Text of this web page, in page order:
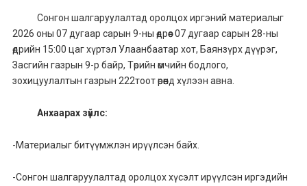
Сонгон шалгаруулалтад оролцох иргэний материалыг
2026 оны 07 дугаар сарын 9-ны өдрөөс 07 дугаар сарын 28-ны
өдрийн 15:00 цаг хүртэл Улаанбаатар хот, Баянзүрх дүүрэг,
Засгийн газрын 9-р байр, Төрийн өмчийн бодлого,
зохицуулалтын газрын 222тоот өрөөнд хүлээн авна.
Анхаарах зүйлс:
-Материалыг битүүмжлэн ирүүлсэн байх.
-Сонгон шалгаруулалтад оролцох хүсэлт ирүүлсэн иргэдийн